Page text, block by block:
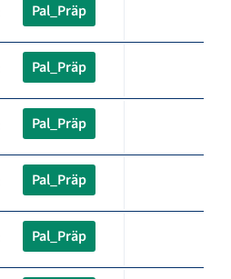
Pal_Präp
Pal_Präp
Pal_Präp
Pal_Präp
Pal_Präp